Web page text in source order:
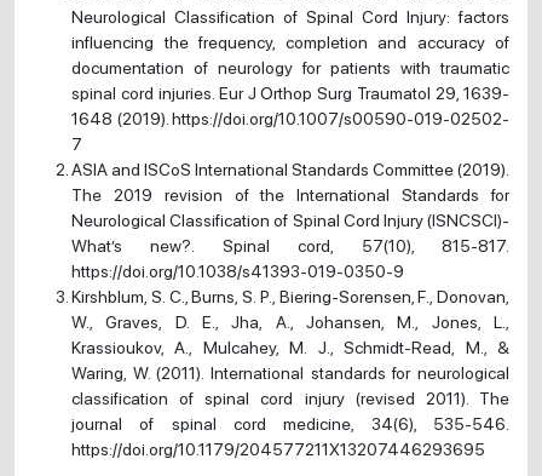
Neurological Classification of Spinal Cord Injury: factors
influencing the frequency, completion and accuracy of
documentation of neurology for patients with traumatic
spinal cord injuries. Eur J Orthop Surg Traumatol 29, 1639-
1648 (2019). https://doi.org/10.1007/s00590-019-02502-
7
ASIA and ISCoS International Standards Committee (2019).
The 2019 revision of the International Standards for
Neurological Classification of Spinal Cord Injury (ISNCSCI)-
What’s new?. Spinal cord, 57(10), 815-817.
https://doi.org/10.1038/s41393-019-0350-9
Kirshblum, S. C., Burns, S. P., Biering-Sorensen, F., Donovan,
W., Graves, D. E., Jha, A., Johansen, M., Jones, L.,
Krassioukov, A., Mulcahey, M. J., Schmidt-Read, M., &
Waring, W. (2011). International standards for neurological
classification of spinal cord injury (revised 2011). The
journal of spinal cord medicine, 34(6), 535-546.
https://doi.org/10.1179/204577211X13207446293695